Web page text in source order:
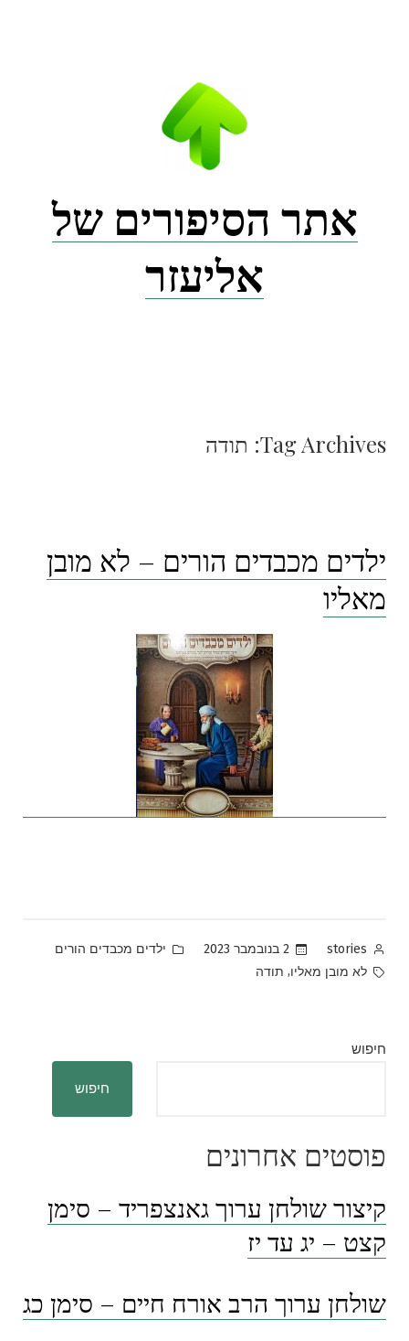
אתר הסיפורים של
אליעזר
Tag Archives: תודה
ילדים מכבדים הורים – לא מובן
מאליו
Posted
by
stories 2 בנובמבר 2023
Posted
ילדים מכבדים הורים
Tags:
לא מובן מאליו, תודה
חיפוש
חיפוש
פוסטים אחרונים
קיצור שולחן ערוך גאנצפריד – סימן
קצט – יג עד יז
שולחן ערוך הרב אורח חיים – סימן כג